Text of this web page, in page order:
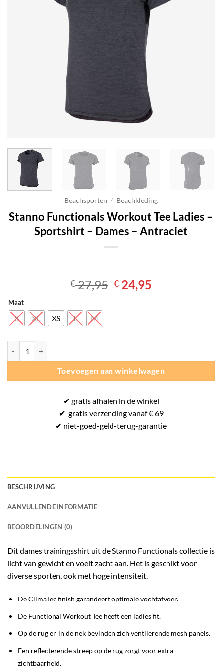
Beachsporten / Beachkleding
Stanno Functionals Workout Tee Ladies –
Sportshirt – Dames – Antraciet
€27,95 Oorspronkelijke
prijs
€ 24,95
Maat
S XL XS L M
Toevoegen aan winkelwagen
✔ gratisafhalen in de winkel
✔ gratisverzending vanaf € 69
✔ niet-goed-geld-terug-garantie
BESCHRIJVING
AANVULLENDE INFORMATIE
BEOORDELINGEN (0)
Dit dames trainingsshirt uit deStanno Functionalscollectie is
licht van gewicht en voelt zacht aan. Het is geschikt voor
diverse sporten, ook met hoge intensiteit.
De ClimaTec finish garandeert optimale vochtafvoer.
De Functional Workout Tee heeft een ladies fit.
Op de rug en in de nek bevinden zich ventilerende mesh panels.
Een reflecterende streep op de rug zorgt voor extra
zichtbaarheid.